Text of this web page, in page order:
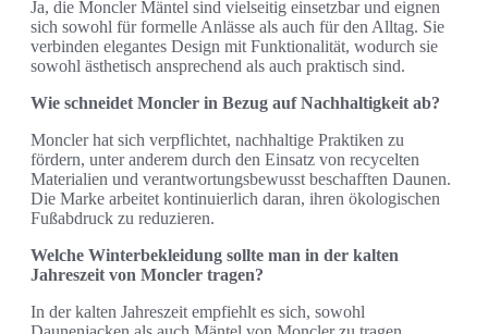
Ja, die Moncler Mäntel sind vielseitig einsetzbar und eignen
sich sowohl für formelle Anlässe als auch für den Alltag. Sie
verbinden elegantes Design mit Funktionalität, wodurch sie
sowohl ästhetisch ansprechend als auch praktisch sind.
Wie schneidet Moncler in Bezug auf Nachhaltigkeit ab?
Moncler hat sich verpflichtet, nachhaltige Praktiken zu
fördern, unter anderem durch den Einsatz von recycelten
Materialien und verantwortungsbewusst beschafften Daunen.
Die Marke arbeitet kontinuierlich daran, ihren ökologischen
Fußabdruck zu reduzieren.
Welche Winterbekleidung sollte man in der kalten
Jahreszeit von Moncler tragen?
In der kalten Jahreszeit empfiehlt es sich, sowohl